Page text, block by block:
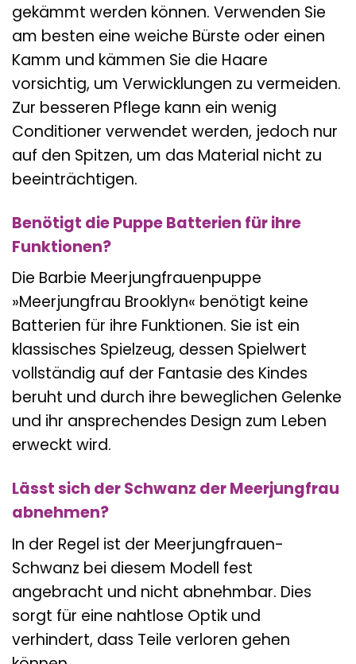
gekämmt werden können. Verwenden Sie
am besten eine weiche Bürste oder einen
Kamm und kämmen Sie die Haare
vorsichtig, um Verwicklungen zu vermeiden.
Zur besseren Pflege kann ein wenig
Conditioner verwendet werden, jedoch nur
auf den Spitzen, um das Material nicht zu
beeinträchtigen.
Benötigt die Puppe Batterien für ihre
Funktionen?
Die Barbie Meerjungfrauenpuppe
»Meerjungfrau Brooklyn« benötigt keine
Batterien für ihre Funktionen. Sie ist ein
klassisches Spielzeug, dessen Spielwert
vollständig auf der Fantasie des Kindes
beruht und durch ihre beweglichen Gelenke
und ihr ansprechendes Design zum Leben
erweckt wird.
Lässt sich der Schwanz der Meerjungfrau
abnehmen?
In der Regel ist der Meerjungfrauen-
Schwanz bei diesem Modell fest
angebracht und nicht abnehmbar. Dies
sorgt für eine nahtlose Optik und
verhindert, dass Teile verloren gehen